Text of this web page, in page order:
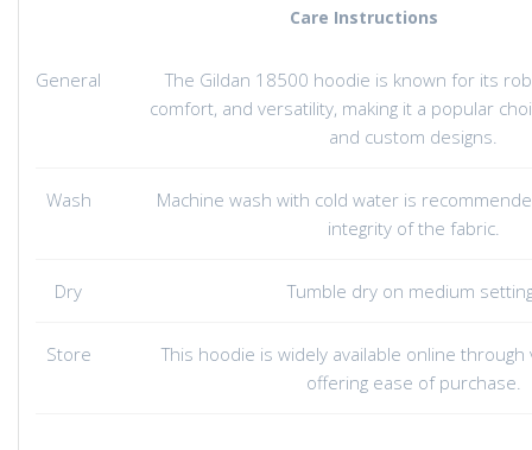
Care Instructions
General
The Gildan 18500 hoodie is known for its
comfort, and versatility, making it a popular
and custom designs.
Wash
Machine wash with cold water is
integrity of the fabric.
Dry Tumble dry on medium
Store
This hoodie is widely available online
offering ease of purchase.